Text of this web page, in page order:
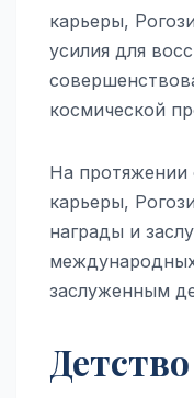
карьеры,
усилия для
космической
На протяжении
карьеры,
награды и
заслуженным
Детство